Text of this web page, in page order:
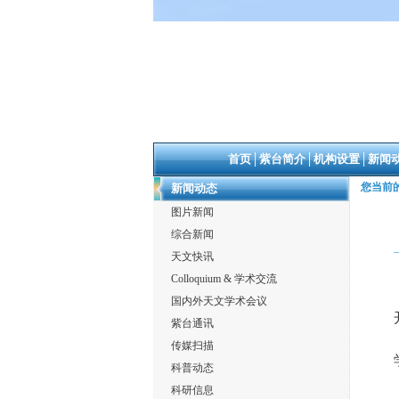
首页│紫台简介│机构设置│新闻
新闻动态
图片新闻
综合新闻
天文快讯
Colloquium & 学术交流
国内外天文学术会议
紫台通讯
传媒扫描
科普动态
科研信息
您当前